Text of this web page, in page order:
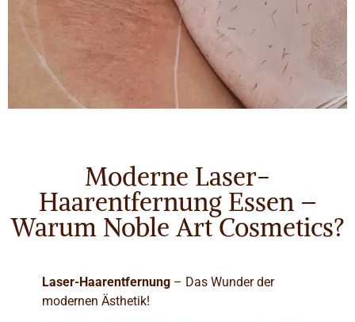
Moderne Laser-
Haarentfernung Essen –
Warum Noble Art Cosmetics?
Laser-Haarentfernung– Das Wunder der
modernen Ästhetik!